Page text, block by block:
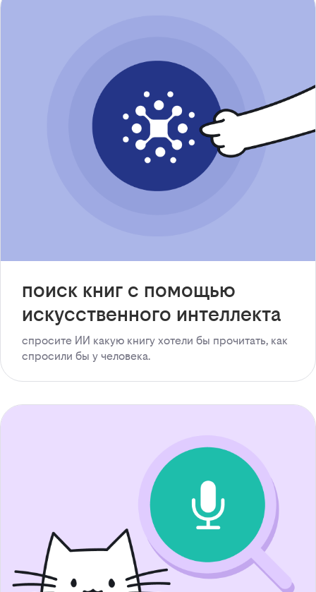
поиск книг с помощью
искусственного интеллекта
спросите ИИ какую книгу хотели бы прочитать, как
спросили бы у человека.